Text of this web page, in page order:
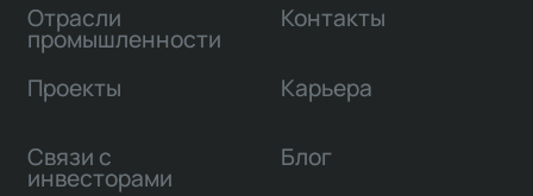
Отрасли
промышленности
Проекты
Связи с
инвесторами
Контакты
Карьера
Блог